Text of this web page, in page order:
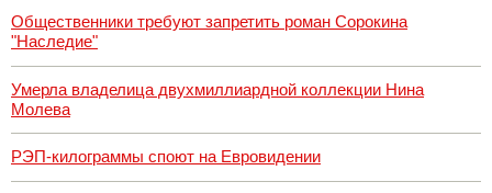
Общественники требуют запретить роман Сорокина
"Наследие"
Умерла владелица двухмиллиардной коллекции Нина
Молева
РЭП-килограммы споют на Евровидении